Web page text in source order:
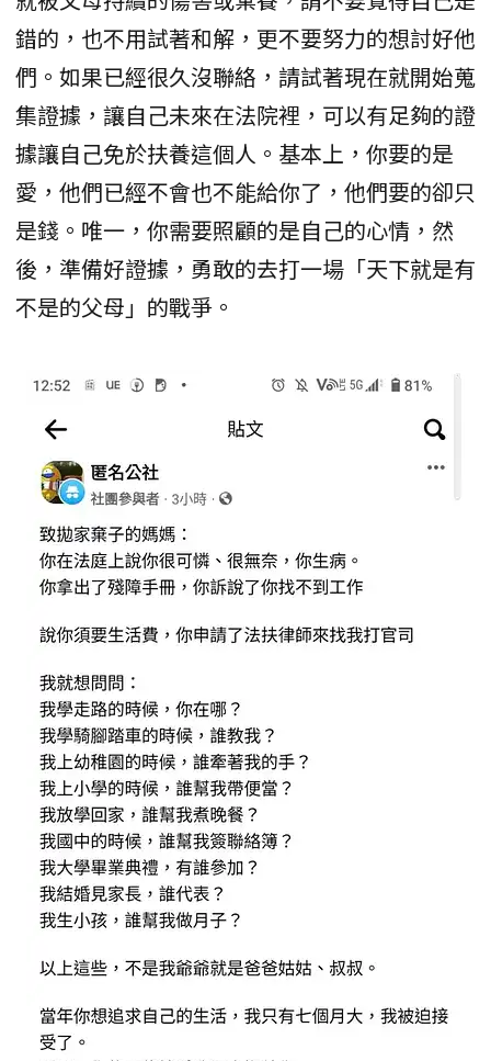
錯的，也不用試著和解，更不要努力的想討好他
們。如果已經很久沒聯絡，請試著現在就開始蒐
集證據，讓自己未來在法院裡，可以有足夠的證
據讓自己免於扶養這個人。基本上，你要的是
愛，他們已經不會也不能給你了，他們要的卻只
是錢。唯一，你需要照顧的是自己的心情，然
後，準備好證據，勇敢的去打一場「天下就是有
不是的父母」的戰爭。